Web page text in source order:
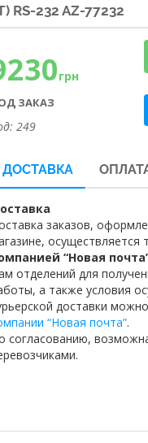
232 AZ-77232
грн
ЗАКАЗ
249
ДОСТАВКА
заказов,
осуществляется
“Новая
отделений для
а также условия
доставки
“Новая почта”.
согласованию,